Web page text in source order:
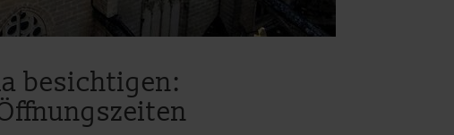
besichtigen: